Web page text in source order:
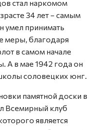
стал наркомом
34 лет – самым
умел принимать
меры, благодаря
в самом начале
А в мае 1942 года он
соловецких юнг.
памятной доски в
Всемирный клуб
является